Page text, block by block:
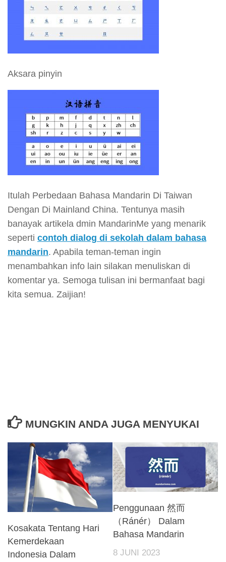
Aksara pinyin
Itulah Perbedaan Bahasa Mandarin Di Taiwan
Dengan Di Mainland China. Tentunya masih
banayak artikela dmin MandarinMe yang menarik
seperti contoh dialog di sekolah dalam bahasa
mandarin. Apabila teman-teman ingin
menambahkan info lain silakan menuliskan di
komentar ya. Semoga tulisan ini bermanfaat bagi
kita semua. Zaijian!
MUNGKIN ANDA JUGA MENYUKAI
Kosakata Tentang Hari
Kemerdekaan
Indonesia Dalam
Penggunaan 然而
（Ránér） Dalam
Bahasa Mandarin
8 JUNI 2023